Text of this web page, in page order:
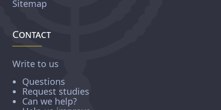
Sitemap
Contact
Write to us
Questions
Request studies
Can we help?